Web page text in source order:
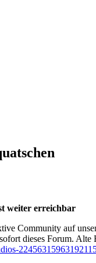
weiter erreichbar
Community auf
dieses Forum.